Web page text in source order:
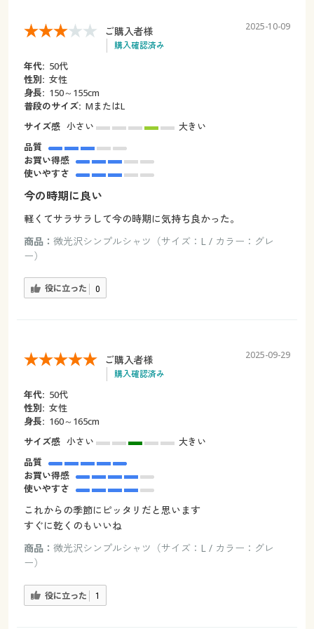
ご購入者様
購入確認済み
2025-10-09
年代: 50代
性別: 女性
身長: 150～155cm
普段のサイズ: MまたはL
サイズ感 小さい
大きい
品質
お買い得感
使いやすさ
今の時期に良い
軽くてサラサラして今の時期に気持ち良かった。
商品： 微光沢シンプルシャツ（サイズ：L / カラー：グレ
ー）
役に立った 0
ご購入者様
購入確認済み
2025-09-29
年代: 50代
性別: 女性
身長: 160～165cm
サイズ感 小さい
大きい
品質
お買い得感
使いやすさ
これからの季節にピッタリだと思います
すぐに乾くのもいいね
商品： 微光沢シンプルシャツ（サイズ：L / カラー：グレ
ー）
役に立った 1